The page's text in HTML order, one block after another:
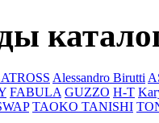
Alessandro Birutti
FABULA GUZZO H-T
TAOKO TANISHI